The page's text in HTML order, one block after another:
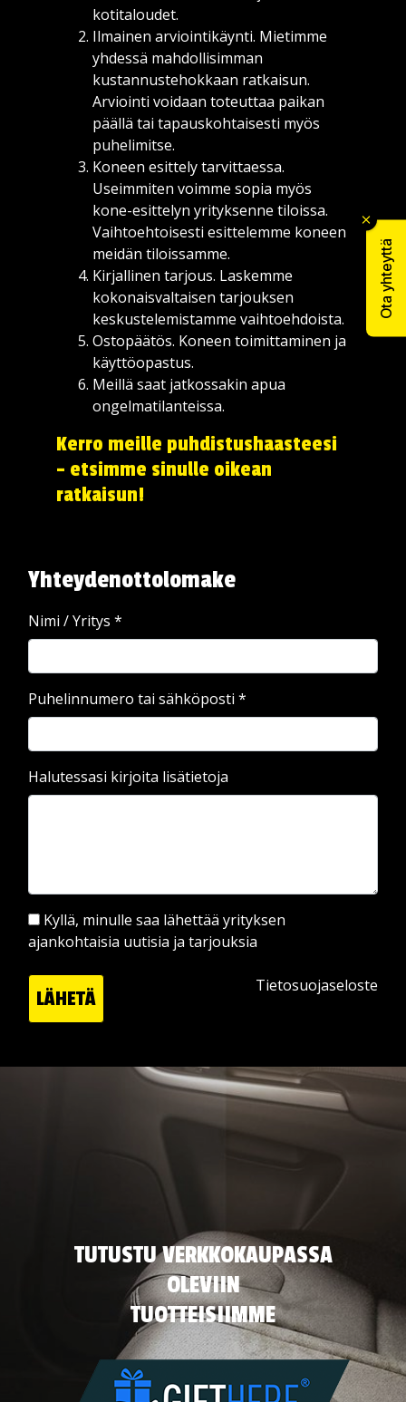
Ota yhteyttä
kotitaloudet.
Ilmainen arviointikäynti. Mietimme
yhdessä mahdollisimman
kustannustehokkaan ratkaisun.
Arviointi voidaan toteuttaa paikan
päällä tai tapauskohtaisesti myös
puhelimitse.
Koneen esittely tarvittaessa.
Useimmiten voimme sopia myös
kone-esittelyn yrityksenne tiloissa.
Vaihtoehtoisesti esittelemme koneen
meidän tiloissamme.
Kirjallinen tarjous. Laskemme
kokonaisvaltaisen tarjouksen
keskustelemistamme vaihtoehdoista.
Ostopäätös. Koneen toimittaminen ja
käyttöopastus.
Meillä saat jatkossakin apua
ongelmatilanteissa.
Kerro meille puhdistushaasteesi
– etsimme sinulle oikean
ratkaisun!
Yhteydenottolomake
Nimi / Yritys *
Puhelinnumero tai sähköposti *
Halutessasi kirjoita lisätietoja
Kyllä, minulle saa lähettää yrityksen
ajankohtaisia uutisia ja tarjouksia
LÄHETÄ
Tietosuojaseloste
TUTUSTU VERKKOKAUPASSA
OLEVIIN
TUOTTEISIIMME